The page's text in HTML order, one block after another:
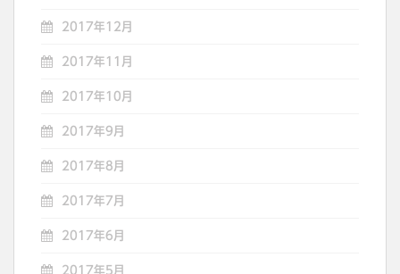
2017年12月
2017年11月
2017年10月
2017年9月
2017年8月
2017年7月
2017年6月
2017年5月